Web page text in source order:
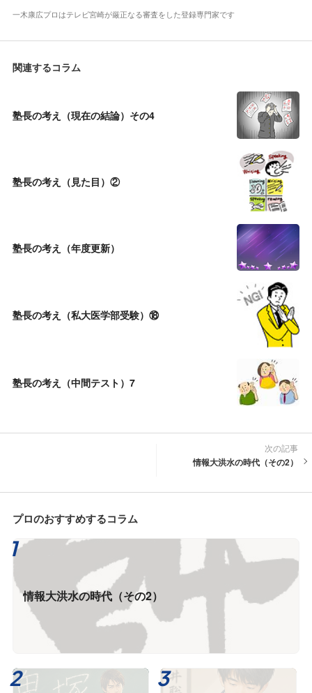
一木康広プロはテレビ宮崎が厳正なる審査をした登録専門家です
関連するコラム
塾長の考え（現在の結論）その4
塾長の考え（見た目）②
塾長の考え（年度更新）
塾長の考え（私大医学部受験）⑱
塾長の考え（中間テスト）7
次の記事
情報大洪水の時代（その2）
プロのおすすめするコラム
情報大洪水の時代（その2）